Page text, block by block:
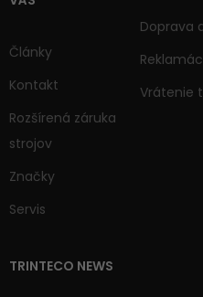
Články
Kontakt
Rozšírená záruka
strojov
Značky
Servis
Doprava
Vrátenie
TRINTECO NEWS